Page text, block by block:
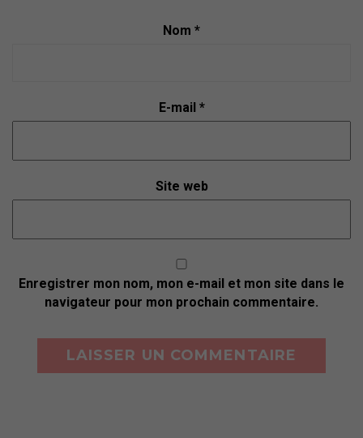
Nom *
E-mail *
Site web
Enregistrer mon nom, mon e-mail et mon site dans le
navigateur pour mon prochain commentaire.